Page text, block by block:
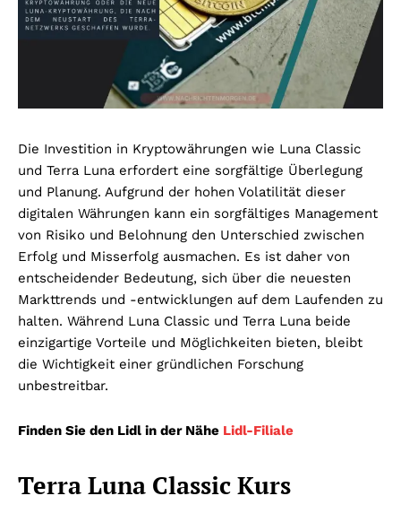
Die Investition in Kryptowährungen wie Luna Classic
und Terra Luna erfordert eine sorgfältige Überlegung
und Planung. Aufgrund der hohen Volatilität dieser
digitalen Währungen kann ein sorgfältiges Management
von Risiko und Belohnung den Unterschied zwischen
Erfolg und Misserfolg ausmachen. Es ist daher von
entscheidender Bedeutung, sich über die neuesten
Markttrends und -entwicklungen auf dem Laufenden zu
halten. Während Luna Classic und Terra Luna beide
einzigartige Vorteile und Möglichkeiten bieten, bleibt
die Wichtigkeit einer gründlichen Forschung
unbestreitbar.
Finden Sie den Lidl in der Nähe Lidl-Filiale
Terra Luna Classic Kurs